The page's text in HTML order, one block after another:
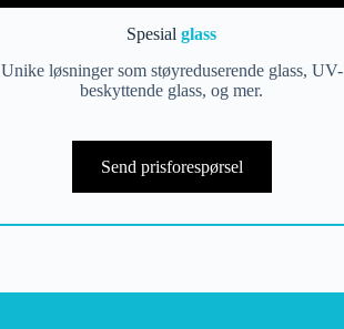
Spesialglass
Unike løsninger som støyreduserende glass, UV-
beskyttende glass, og mer.
Send prisforespørsel